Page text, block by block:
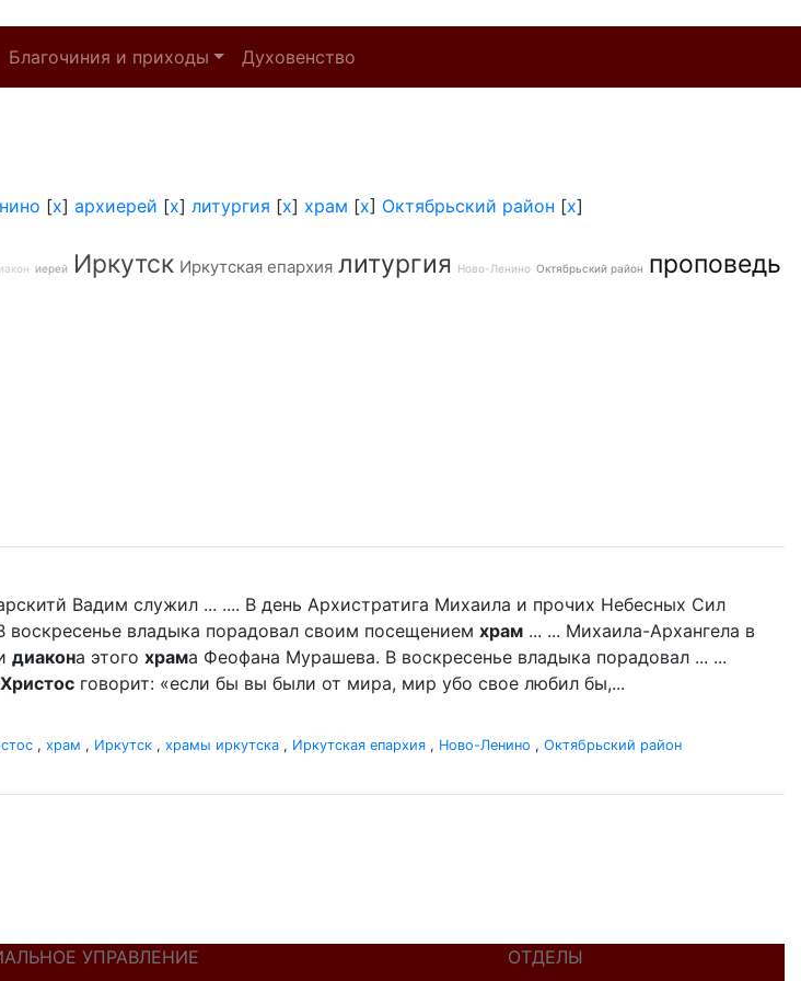
Благочиния и приходы Духовенство
[x] архиерей [x] литургия [x] храм [x] Октябрьский район [x]
иерей Иркутск Иркутская епархия литургия Ново-Ленино Октябрьский район проповедь
Вадим служил ... .... В день Архистратига Михаила и прочих Небесных Сил
воскресенье владыка порадовал своим посещением храм ... ... Михаила-Архангела в
диакона этого храма Феофана Мурашева. В воскресенье владыка порадовал ... ...
Христос говорит: «если бы вы были от мира, мир убо свое любил бы,...
, храм , Иркутск , храмы иркутска , Иркутская епархия , Ново-Ленино , Октябрьский район
УПРАВЛЕНИЕ ОТДЕЛЫ